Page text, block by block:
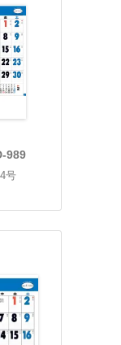
989
号